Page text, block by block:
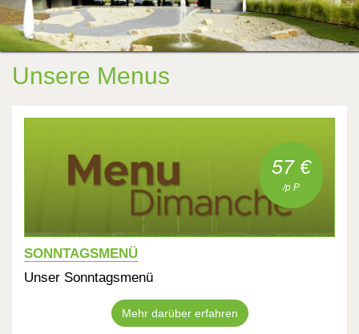
Unsere Menus
57 €
/p P
SONNTAGSMENÜ
Unser Sonntagsmenü
Mehr darüber erfahren